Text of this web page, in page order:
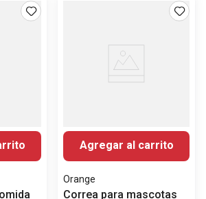
Agregar al carrito
Orange
Correa para mascotas